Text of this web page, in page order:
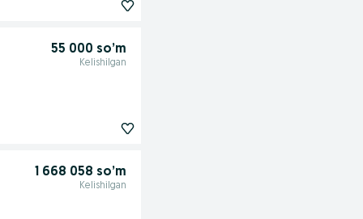
55 000 so’m
Kelishilgan
1 668 058 so’m
Kelishilgan